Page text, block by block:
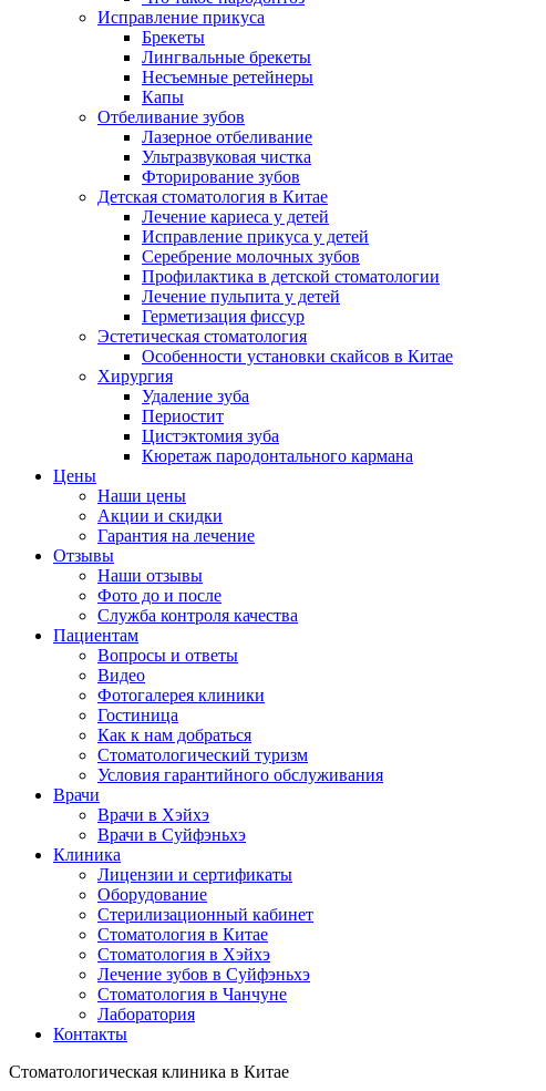
Исправление прикуса
Брекеты
Лингвальные брекеты
Несъемные ретейнеры
Капы
Отбеливание зубов
Лазерное отбеливание
Ультразвуковая чистка
Фторирование зубов
Детская стоматология в Китае
Лечение кариеса у детей
Исправление прикуса у детей
Серебрение молочных зубов
Профилактика в детской стоматологии
Лечение пульпита у детей
Герметизация фиссур
Эстетическая стоматология
Особенности установки скайсов в Китае
Хирургия
Удаление зуба
Периостит
Цистэктомия зуба
Кюретаж пародонтального кармана
Цены
Наши цены
Акции и скидки
Гарантия на лечение
Отзывы
Наши отзывы
Фото до и после
Служба контроля качества
Пациентам
Вопросы и ответы
Видео
Фотогалерея клиники
Гостиница
Как к нам добраться
Стоматологический туризм
Условия гарантийного обслуживания
Врачи
Врачи в Хэйхэ
Врачи в Суйфэньхэ
Клиника
Лицензии и сертификаты
Оборудование
Стерилизационный кабинет
Стоматология в Китае
Стоматология в Хэйхэ
Лечение зубов в Суйфэньхэ
Стоматология в Чанчуне
Лаборатория
Контакты
Стоматологическая клиника в Китае